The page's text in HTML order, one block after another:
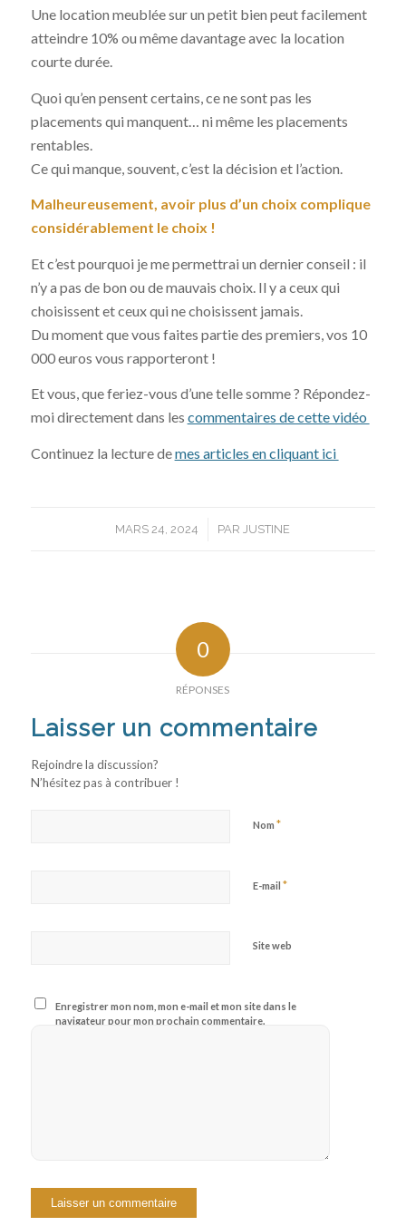
Une location meublée sur un petit bien peut facilement
atteindre 10% ou même davantage avec la location
courte durée.
Quoi qu’en pensent certains, ce ne sont pas les
placements qui manquent… ni même les placements
rentables.
Ce qui manque, souvent, c’est la décision et l’action.
Malheureusement, avoir plus d’un choix complique
considérablement le choix !
Et c’est pourquoi je me permettrai un dernier conseil : il
n’y a pas de bon ou de mauvais choix. Il y a ceux qui
choisissent et ceux qui ne choisissent jamais.
Du moment que vous faites partie des premiers, vos 10
000 euros vous rapporteront !
Et vous, que feriez-vous d’une telle somme ? Répondez-
moi directement dans les commentaires de cette vidéo
Continuez la lecture demes articles en cliquant ici
MARS 24, 2024
/ PAR JUSTINE
0
RÉPONSES
Laisser un commentaire
Rejoindre la discussion?
N’hésitez pas à contribuer !
Nom *
E-mail *
Site web
Enregistrer mon nom, mon e-mail et mon site dans le
navigateur pour mon prochain commentaire.